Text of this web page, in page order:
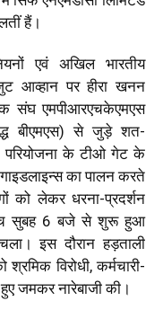
हैं।
एवं अखिल भारतीय
आव्हान पर हीरा खनन
संघ एमपीआरएचकेएमएस
बीएमएस) से जुड़े शत-
परियोजना के टीओ गेट के
का पालन करते
को लेकर धरना-प्रदर्शन
सुबह 6 बजे से शुरू हुआ
इस दौरान हड़ताली
विरोधी, कर्मचारी-
हुए जमकर नारेबाजी की।